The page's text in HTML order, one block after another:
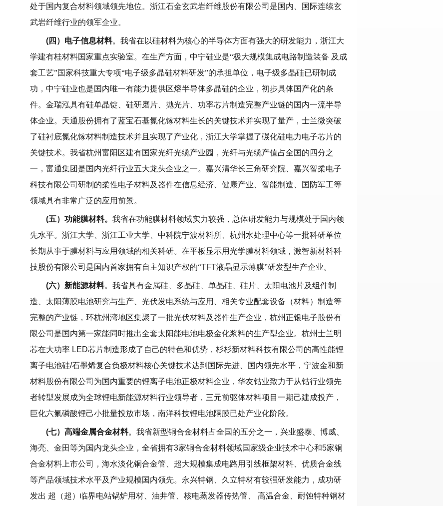
处于国内复合材料领域领先地位。浙江石金玄武岩纤维股份有限公司是国内、国际连续玄
武岩纤维行业的领军企业。
(四）电子信息材料。我省在以硅材料为核心的半导体方面有强大的研发能力，浙江大
学建有桂材料国家重点实验室。在生产方面，中宁硅业是“极大规模集成电路制造装备 及成
套工艺”国家科技重大专项“电子级多晶硅材料研发”的承担单位，电子级多晶硅已研制成
功，中宁硅业也是国内唯一有能力提供区熔半导体多晶硅的企业，初步具体国产化的条
件。金瑞泓具有硅单晶锭、硅研磨片、抛光片、功率芯片制造完整产业链的国内一流半导
体企业。天通股份拥有了蓝宝石基氮化镓材料生长的关键技术并实现了量产，士兰微突破
了硅衬底氮化镓材料制造技术并且实现了产业化，浙江大学掌握了碳化硅电力电子芯片的
关键技术。我省杭州富阳区建有国家光纤光缆产业园，光纤与光缆产值占全国的四分之
一，富通集团是国内光纤行业五大龙头企业之一。嘉兴清华长三角研究院、嘉兴智柔电子
科技有限公司研制的柔性电子材料及器件在信息经济、健康产业、智能制造、国防军工等
领域具有非常广泛的应用前景。
(五）功能膜材料。 我省在功能膜材料领域实力较强，总体研发能力与规模处于国内领
先水平。浙江大学、浙江工业大学、中科院宁波材料所、杭州水处理中心等一批科研单位
长期从事于膜材料与应用领域的相关科研。在平板显示用光学膜材料领域，激智新材料科
技股份有限公司是国内首家拥有自主知识产权的“TFT液晶显示薄膜”研发型生产企业。
(六）新能源材料。我省具有金属硅、多晶硅、单晶硅、硅片、太阳电池片及组件制
造、太阳薄膜电池研究与生产、光伏发电系统与应用、相关专业配套设备（材料）制造等
完整的产业链，环杭州湾地区集聚了一批光伏材料及器件生产企业，杭州正银电子股份有
限公司是国内第一家能同时推出全套太阳能电池电极金化浆料的生产型企业。杭州士兰明
芯在大功率 LED芯片制造形成了自己的特色和优势，杉杉新材料科技有限公司的高性能锂
离子电池硅/石墨烯复合负极材料核心关键技术达到国际先进、国内领先水平，宁波金和新
材料股份有限公司为国内重要的锂离子电池正极材料企业，华友钴业致力于从钴行业领先
者转型发展成为全球锂电新能源材料行业领导者，三元前驱体材料项目一期己建成投产，
巨化六氟磷酸锂己小批量投放市场，南洋科技锂电池隔膜已处产业化阶段。
(七）高端金属合金材料。我省新型铜合金材料占全国的五分之一，兴业盛泰、博威、
海亮、金田等为国内龙头企业，全省拥有3家铜合金材料领域国家级企业技术中心和5家铜
合金材料上市公司，海水淡化铜合金管、超大规模集成电路用引线框架材料、优质合金线
等产品领域技术水平及产业规模国内领先。永兴特钢、久立特材有较强研发能力，成功研
发出 超（超）临界电站锅炉用材、油井管、核电蒸发器传热管、
高温合金、耐蚀特种钢材